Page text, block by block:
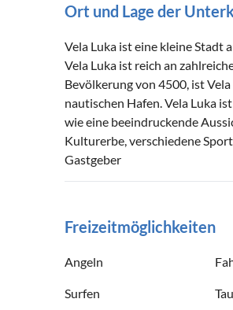
Ort und Lage der
Vela Luka ist eine kleine Stadt
Vela Luka ist reich an
Bevölkerung von 4500, ist
nautischen Hafen. Vela Luka
wie eine beeindruckende
Kulturerbe, verschiedene
Gastgeber
Freizeitmöglichkeiten
Angeln
Surfen